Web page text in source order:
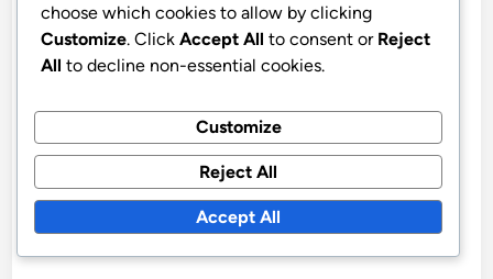
lugar. Las plataformas en línea pueden
proporcionar información de otras familias sobre
sus experiencias. Busca comentarios sobre la
amabilidad del personal, la limpieza del lugar y la
idoneidad general para familias para asegurar una
choose which cookies to allow by clicking
Customize. Click Accept All to consent or Reject
All to decline non-essential cookies.
Customize
Reject All
Accept All